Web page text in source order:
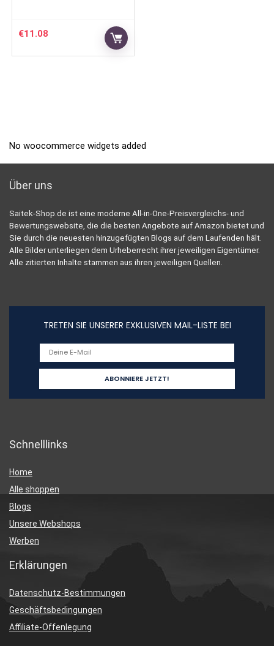
€11.08
No woocommerce widgets added
Über uns
Saitek-Shop.de ist eine moderne All-in-One-Preisvergleichs- und
Bewertungswebsite, die die besten Angebote auf Amazon bietet und
Sie durch die neuesten hinzugefügten Blogs auf dem Laufenden hält.
Alle Bilder unterliegen dem Urheberrecht ihrer jeweiligen Eigentümer.
Alle zitierten Inhalte stammen aus ihren jeweiligen Quellen.
TRETEN SIE UNSERER EXKLUSIVEN MAIL-LISTE BEI
Schnelllinks
Home
Alle shoppen
Blogs
Unsere Webshops
Werben
Erklärungen
Datenschutz-Bestimmungen
Geschäftsbedingungen
Affiliate-Offenlegung